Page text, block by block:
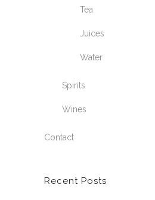
Tea
Juices
Water
Spirits
Wines
Contact
Recent Posts